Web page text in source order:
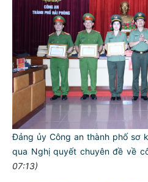
Đảng ủy Công an thành phố sơ
qua Nghị quyết chuyên đề về
07:13)